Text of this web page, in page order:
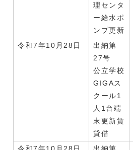
理センタ
ー給水ポ
ンプ更新
令和7年10月28日
出納第
27号
公立学校
GIGAス
クール1
人1台端
末更新賃
貸借